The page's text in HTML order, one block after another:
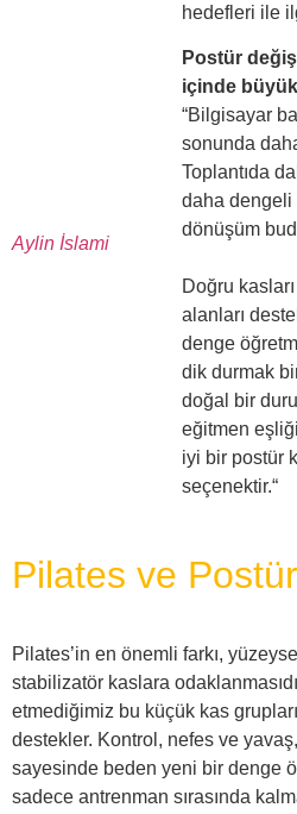
Aylin İslami
hedefleri ile
Postür
içinde
“Bilgisayar
sonunda
Toplantıda
daha dengeli
dönüşüm
Doğru
alanları
denge
dik durmak
doğal bir
eğitmen
iyi bir postür
seçenektir.“
Pilates ve
Pilates’in en önemli farkı,
stabilizatör kaslara
etmediğimiz bu küçük kas
destekler. Kontrol, nefes ve
sayesinde beden yeni bir denge
sadece antrenman sırasında